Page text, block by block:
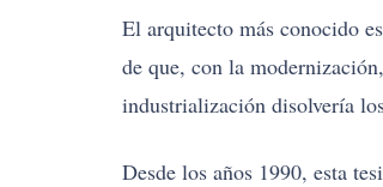
El arquitecto más conocido
de que, con la
industrialización disolvería
Desde los años 1990, esta